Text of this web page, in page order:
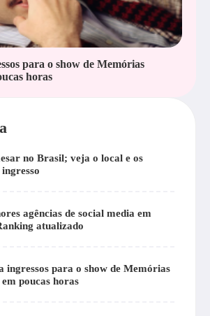
para o show de Memórias
horas
no Brasil; veja o local e os
agências de social media em
atualizado
ingressos para o show de Memórias
poucas horas